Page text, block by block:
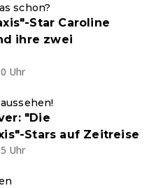
schon?
Star Caroline
ihre zwei
Uhr
"Die
Stars auf Zeitreise
Uhr